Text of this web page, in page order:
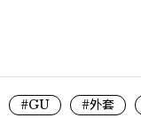
#GU #外套